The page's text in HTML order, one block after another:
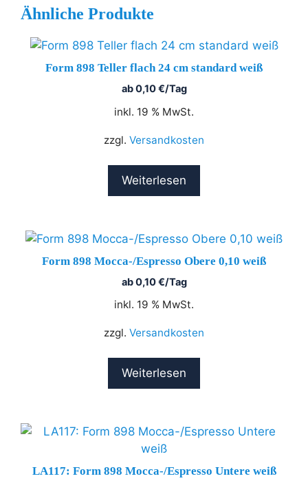
Ähnliche Produkte
Form 898 Teller flach 24 cm standard weiß
ab0,10€/Tag
inkl. 19 % MwSt.
zzgl. Versandkosten
Weiterlesen
Form 898 Mocca-/Espresso Obere 0,10 weiß
ab0,10€/Tag
inkl. 19 % MwSt.
zzgl. Versandkosten
Weiterlesen
LA117: Form 898 Mocca-/Espresso Untere weiß